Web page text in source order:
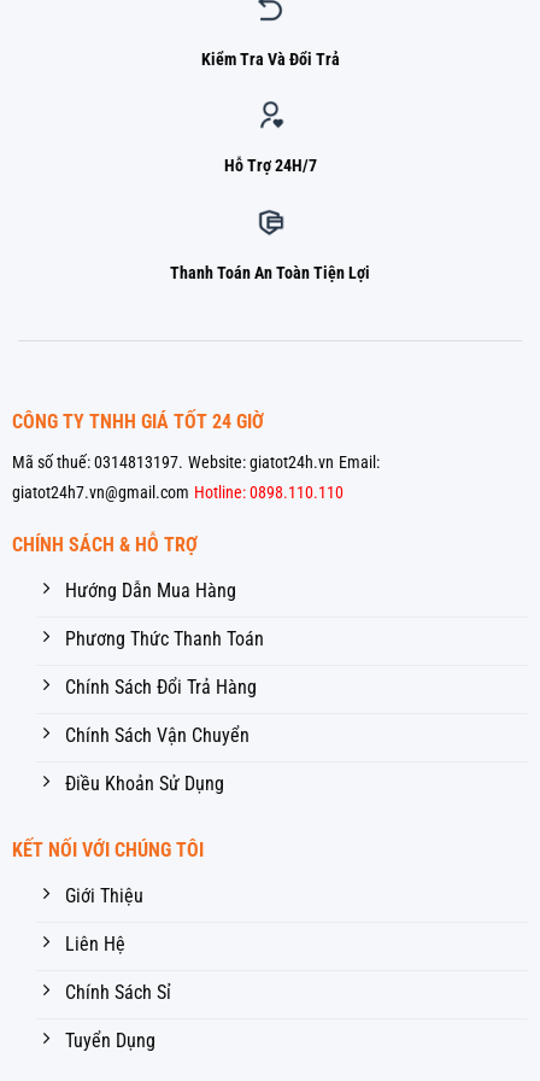
Kiểm Tra Và Đổi Trả
Hỗ Trợ 24H/7
Thanh Toán An Toàn Tiện Lợi
CÔNG TY TNHH GIÁ TỐT 24 GIỜ
Mã số thuế: 0314813197. Website: giatot24h.vn Email:
giatot24h7.vn@gmail.com Hotline: 0898.110.110
CHÍNH SÁCH & HỖ TRỢ
Hướng Dẫn Mua Hàng
Phương Thức Thanh Toán
Chính Sách Đổi Trả Hàng
Chính Sách Vận Chuyển
Điều Khoản Sử Dụng
KẾT NỐI VỚI CHÚNG TÔI
Giới Thiệu
Liên Hệ
Chính Sách Sỉ
Tuyển Dụng